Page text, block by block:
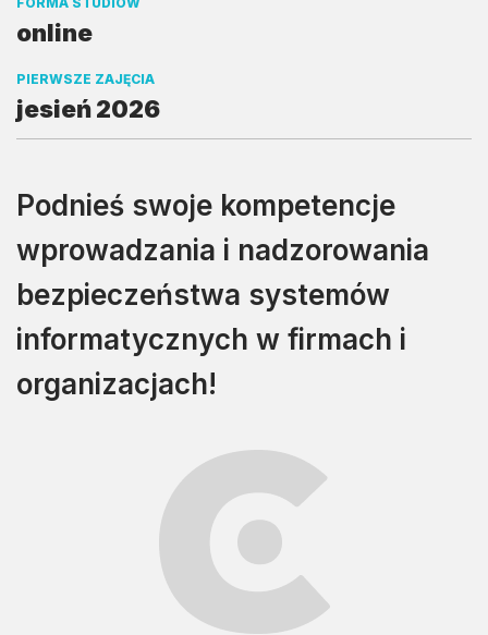
online
PIERWSZE ZAJĘCIA
jesień 2026
Podnieś swoje kompetencje
wprowadzania i nadzorowania
bezpieczeństwa systemów
informatycznych w firmach i
organizacjach!